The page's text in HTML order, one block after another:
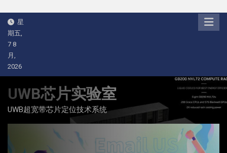
Skip
content
星
期五,
7 8
月,
2026
UWB芯片实验室
UWB超宽带芯片定位技术系统